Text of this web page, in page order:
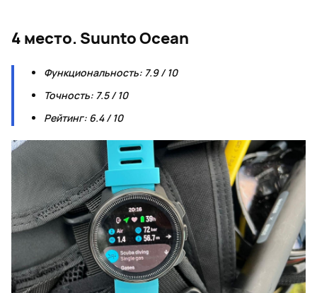
4 место. Suunto Ocean
Функциональность: 7.9 / 10
Точность: 7.5 / 10
Рейтинг: 6.4 / 10